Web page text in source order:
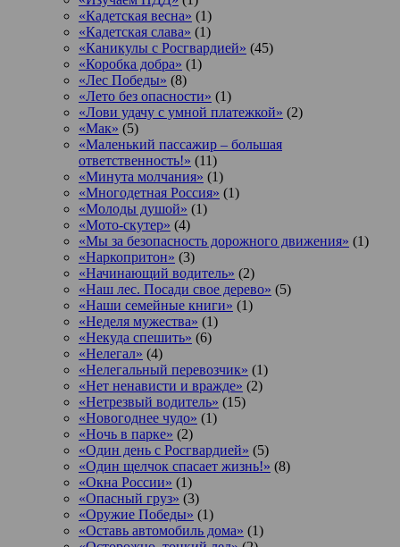
«Кадетская весна» (1)
«Кадетская слава» (1)
«Каникулы с Росгвардией» (45)
«Коробка добра» (1)
«Лес Победы» (8)
«Лето без опасности» (1)
«Лови удачу с умной платежкой» (2)
«Мак» (5)
«Маленький пассажир – большая
ответственность!» (11)
«Минута молчания» (1)
«Многодетная Россия» (1)
«Молоды душой» (1)
«Мото-скутер» (4)
«Мы за безопасность дорожного движения» (1)
«Наркопритон» (3)
«Начинающий водитель» (2)
«Наш лес. Посади свое дерево» (5)
«Наши семейные книги» (1)
«Неделя мужества» (1)
«Некуда спешить» (6)
«Нелегал» (4)
«Нелегальный перевозчик» (1)
«Нет ненависти и вражде» (2)
«Нетрезвый водитель» (15)
«Новогоднее чудо» (1)
«Ночь в парке» (2)
«Один день с Росгвардией» (5)
«Один щелчок спасает жизнь!» (8)
«Окна России» (1)
«Опасный груз» (3)
«Оружие Победы» (1)
«Оставь автомобиль дома» (1)